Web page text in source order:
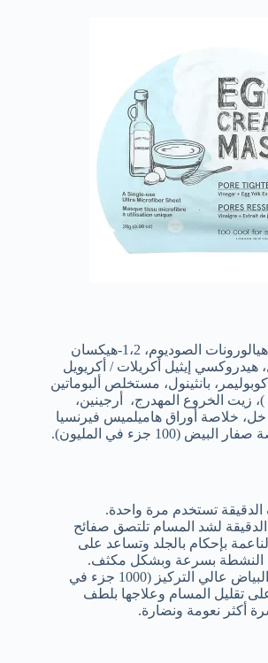
الجليسرين، هيالورونات الصوديوم، 1،2-هيكسان
هيدروكسي إيثيل أكريلات / أكريويل
بانثينول، مستخلص ألبوماتين
)، زيت الخروع المهدرج، أرجينين،
خلاصة أوراق هاميلميس فيرنسيا
(100 جزء في المليون).
الدقيقة تستخدم مرة واحدة.
لشد المسام تلتصق صفائح
بإحكام بالجلد وتساعد على
النشطة بسرعة وبشكل مكثف.
يعمل مستخلص البياض عالي التركيز (1000 جزء في
تقليل المسام وعلاجها بلطف
أكثر نعومة ونضارة.